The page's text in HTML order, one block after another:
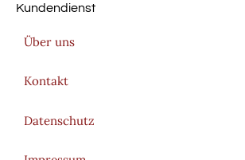
Kundendienst
Über uns
Kontakt
Datenschutz